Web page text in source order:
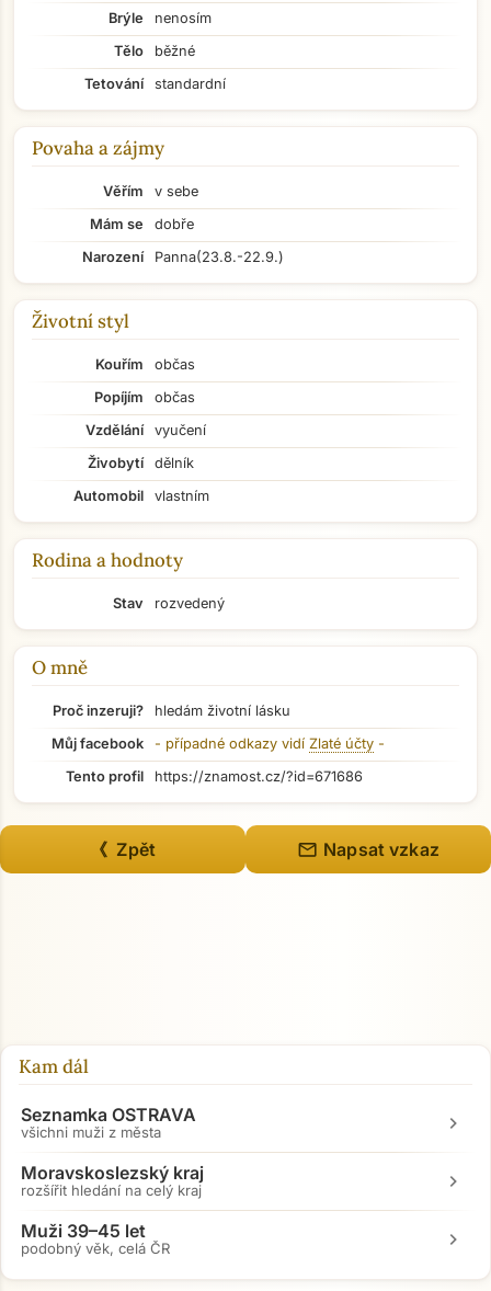
Brýle
nenosím
Tělo
běžné
Tetování
standardní
Povaha a zájmy
Věřím
v sebe
Mám se
dobře
Narození
Panna(23.8.-22.9.)
Životní styl
Kouřím
občas
Popíjím
občas
Vzdělání
vyučení
Živobytí
dělník
Automobil
vlastním
Rodina a hodnoty
Stav rozvedený
O mně
Proč inzeruji?
hledám životní lásku
Můj facebook
- případné odkazy vidí Zlaté účty -
Tento profil
https://znamost.cz/?id=671686
《 Zpět mail Napsat vzkaz
Kam dál
Seznamka OSTRAVA
všichni muži z města chevron_right
Moravskoslezský kraj
rozšířit hledání na celý kraj chevron_right
Muži 39–45 let
podobný věk, celá ČR chevron_right